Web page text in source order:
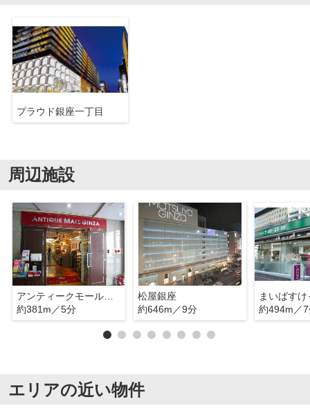
プラウド銀座一丁目
周辺施設
アンティークモール銀座
約381m／5分
松屋銀座
約646m／9分
約494m／
エリアの近い物件